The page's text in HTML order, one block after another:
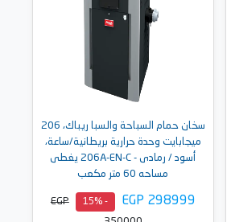
سخان حمام السباحة والسبا ريباك، 206
ميجابايت وحدة حرارية بريطانية/ساعة،
أسود / رمادى - 206A-EN-C يغطى
مساحه 60 متر مكعب
EGP 298999
- 15%
EGP